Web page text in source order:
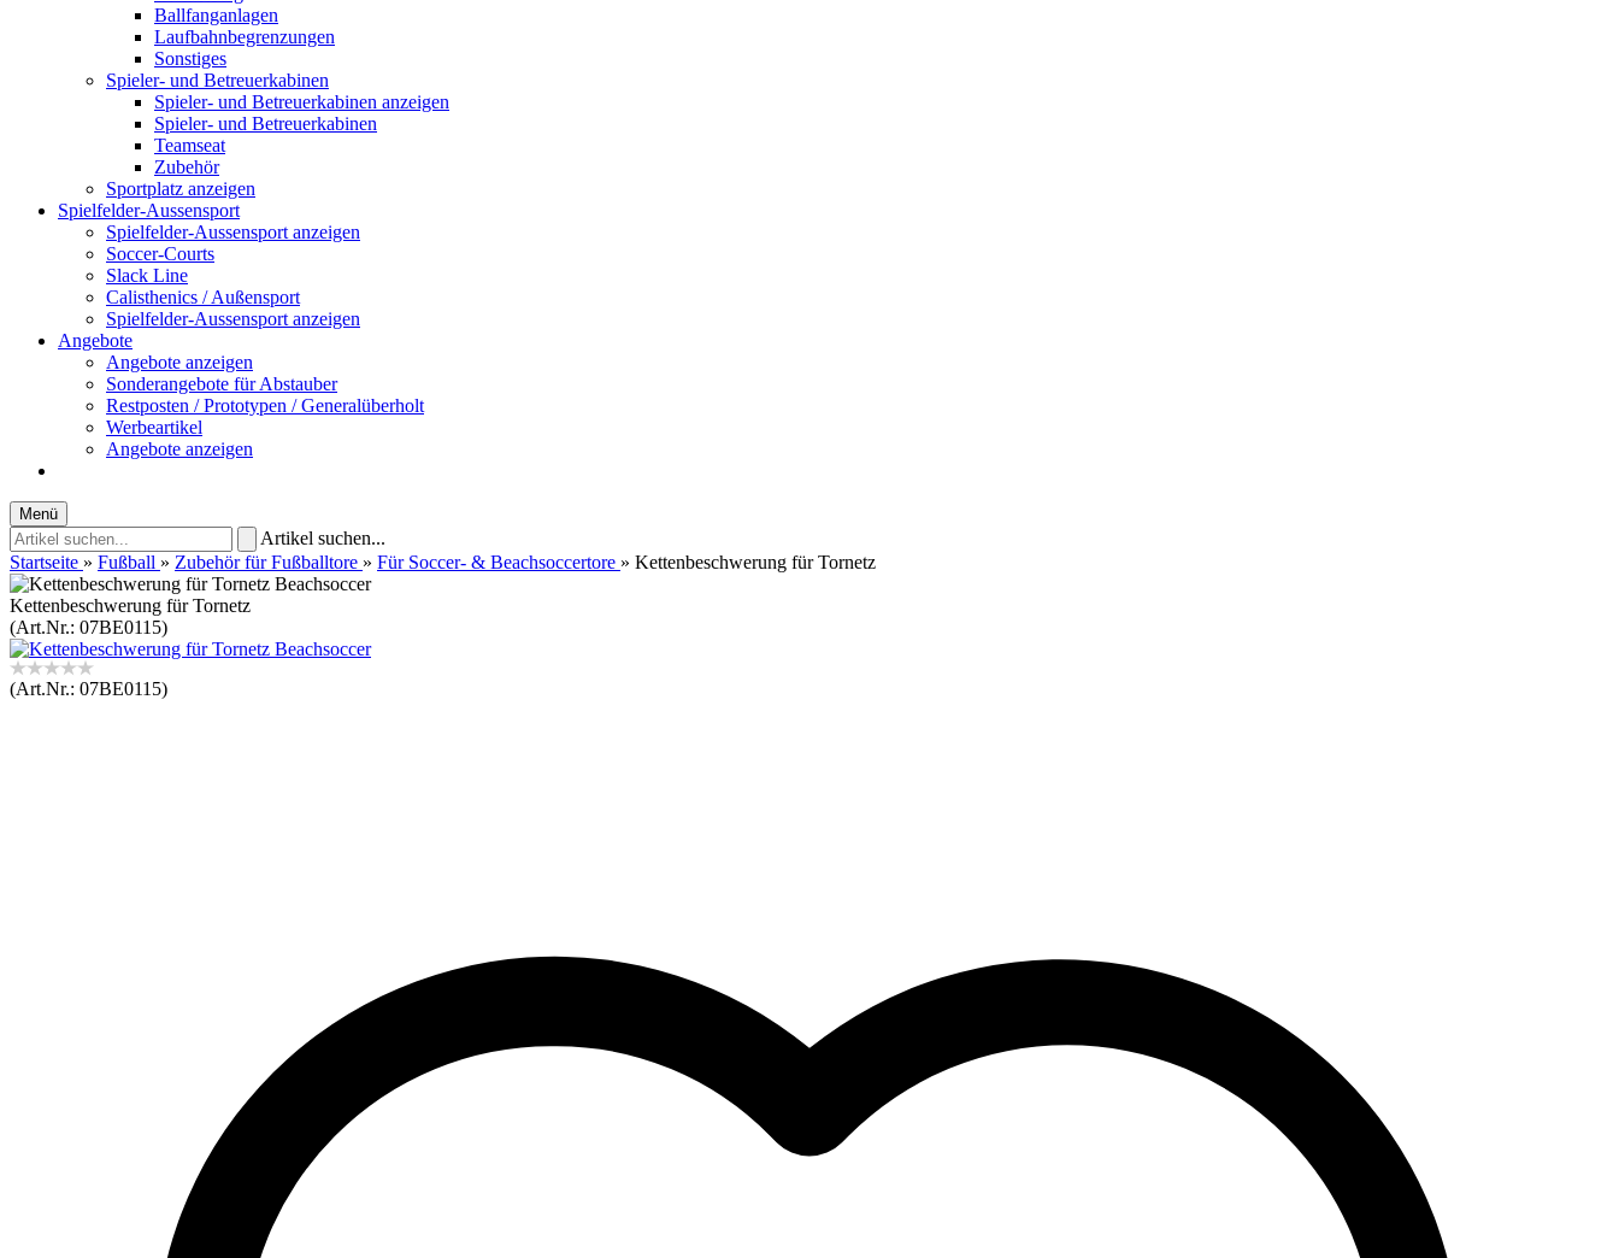
Ballfanganlagen
Laufbahnbegrenzungen
Sonstiges
Spieler- und Betreuerkabinen
Spieler- und Betreuerkabinen anzeigen
Spieler- und Betreuerkabinen
Teamseat
Zubehör
Sportplatz anzeigen
Spielfelder-Aussensport
Spielfelder-Aussensport anzeigen
Soccer-Courts
Slack Line
Calisthenics / Außensport
Spielfelder-Aussensport anzeigen
Angebote
Angebote anzeigen
Sonderangebote für Abstauber
Restposten / Prototypen / Generalüberholt
Werbeartikel
Angebote anzeigen
Menü
Artikel suchen...
Startseite » Fußball » Zubehör für Fußballtore » Für Soccer- & Beachsoccertore » Kettenbeschwerung für Tornetz
Kettenbeschwerung für Tornetz
(Art.Nr.: 07BE0115)
(Art.Nr.: 07BE0115)